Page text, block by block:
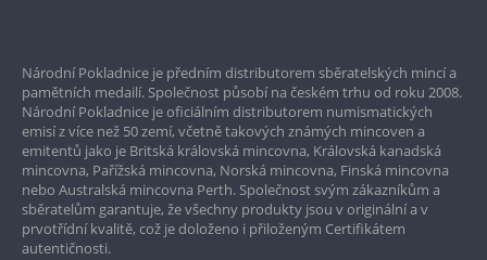
Garance nejvyšší kvality
Pouze originální produkty
Národní Pokladnice je předním distributorem sběratelských mincí a
pamětních medailí. Společnost působí na českém trhu od roku 2008.
Národní Pokladnice je oficiálním distributorem numismatických
emisí z více než 50 zemí, včetně takových známých mincoven a
emitentů jako je Britská královská mincovna, Královská kanadská
mincovna, Pařížská mincovna, Norská mincovna, Finská mincovna
nebo Australská mincovna Perth. Společnost svým zákazníkům a
sběratelům garantuje, že všechny produkty jsou v originální a v
prvotřídní kvalitě, což je doloženo i přiloženým Certifikátem
autentičnosti.